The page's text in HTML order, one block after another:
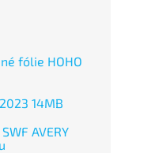
fólie HOHO
14MB
AVERY